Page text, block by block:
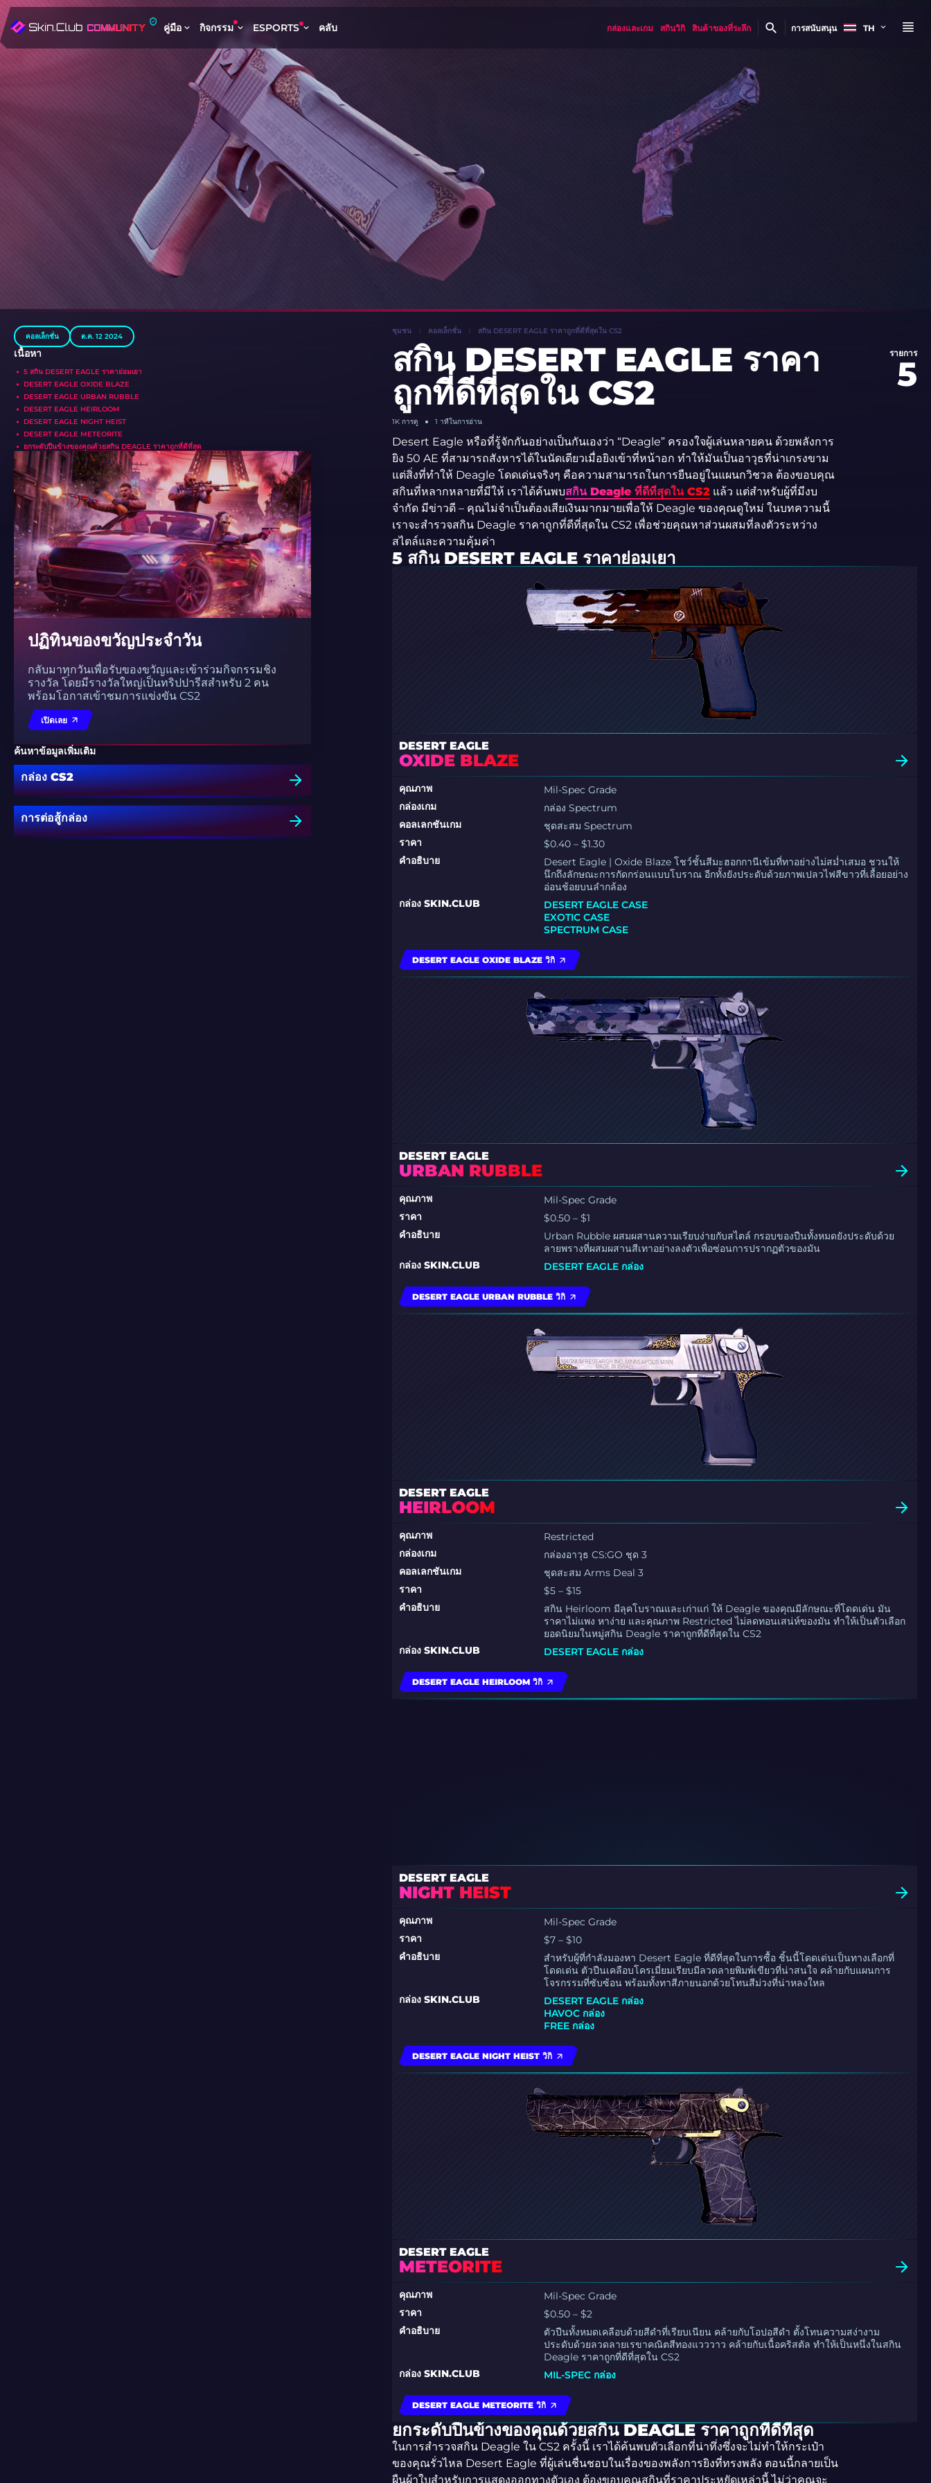
คู่มือ กิจกรรม ESPORTS คลับ กล่องและเกม สกินวิกิ สินค้าของที่ระลึก การสนับสนุน TH
คอลเล็กชั่น ต.ค. 12 2024
เนื้อหา
5 สกิน DESERT EAGLE ราคาย่อมเยา
DESERT EAGLE OXIDE BLAZE
DESERT EAGLE URBAN RUBBLE
DESERT EAGLE HEIRLOOM
DESERT EAGLE NIGHT HEIST
DESERT EAGLE METEORITE
ยกระดับปืนข้างของคุณด้วยสกิน DEAGLE ราคาถูกที่ดีที่สุด
ปฏิทินของขวัญประจำวัน
กลับมาทุกวันเพื่อรับของขวัญและเข้าร่วมกิจกรรมชิง
รางวัล โดยมีรางวัลใหญ่เป็นทริปปารีสสำหรับ 2 คน
พร้อมโอกาสเข้าชมการแข่งขัน CS2
เปิดเลย
ค้นหาข้อมูลเพิ่มเติม
กล่อง CS2
การต่อสู้กล่อง
ชุมชน คอลเล็กชั่น สกิน DESERT EAGLE ราคาถูกที่ดีที่สุดใน CS2
สกิน DESERT EAGLE ราคา
ถูกที่ดีที่สุดใน CS2
รายการ
5
1Kการดู 1 าทีในการอ่าน
Desert Eagle หรือที่รู้จักกันอย่างเป็นกันเองว่า “Deagle” ครองใจผู้เล่นหลายคน ด้วยพลังการ
ยิง 50 AE ที่สามารถสังหารได้ในนัดเดียวเมื่อยิงเข้าที่หน้าอก ทำให้มันเป็นอาวุธที่น่าเกรงขาม
แต่สิ่งที่ทำให้ Deagle โดดเด่นจริงๆ คือความสามารถในการยืนอยู่ในแผนกวิชวล ต้องขอบคุณ
สกินที่หลากหลายที่มีให้ เราได้ค้นพบสกิน Deagle ที่ดีที่สุดใน CS2แล้ว แต่สำหรับผู้ที่มีงบ
จำกัด มีข่าวดี – คุณไม่จำเป็นต้องเสียเงินมากมายเพื่อให้ Deagle ของคุณดูใหม่ ในบทความนี้
เราจะสำรวจสกิน Deagle ราคาถูกที่ดีที่สุดใน CS2 เพื่อช่วยคุณหาส่วนผสมที่ลงตัวระหว่าง
สไตล์และความคุ้มค่า
5 สกิน DESERT EAGLE ราคาย่อมเยา
DESERT EAGLE
OXIDE BLAZE
คุณภาพ
Mil-Spec Grade
กล่องเกม
กล่อง Spectrum
คอลเลกชันเกม
ชุดสะสม Spectrum
ราคา
$0.40 – $1.30
คำอธิบาย
Desert Eagle | Oxide Blaze โชว์ชั้นสีมะฮอกกานีเข้มที่ทาอย่างไม่สม่ำเสมอ ชวนให้
นึกถึงลักษณะการกัดกร่อนแบบโบราณ อีกทั้งยังประดับด้วยภาพเปลวไฟสีขาวที่เลื้อยอย่าง
อ่อนช้อยบนลำกล้อง
กล่อง SKIN.CLUB
DESERT EAGLE CASE
EXOTIC CASE
SPECTRUM CASE
DESERT EAGLE OXIDE BLAZE วิกิ
DESERT EAGLE
URBAN RUBBLE
คุณภาพ
Mil-Spec Grade
ราคา
$0.50 – $1
คำอธิบาย
Urban Rubble ผสมผสานความเรียบง่ายกับสไตล์ กรอบของปืนทั้งหมดยังประดับด้วย
ลายพรางที่ผสมผสานสีเทาอย่างลงตัวเพื่อซ่อนการปรากฏตัวของมัน
กล่อง SKIN.CLUB
DESERT EAGLE กล่อง
DESERT EAGLE URBAN RUBBLE วิกิ
DESERT EAGLE
HEIRLOOM
คุณภาพ
Restricted
กล่องเกม
กล่องอาวุธ CS:GO ชุด 3
คอลเลกชันเกม
ชุดสะสม Arms Deal 3
ราคา
$5 – $15
คำอธิบาย
สกิน Heirloom มีลุคโบราณและเก่าแก่ ให้ Deagle ของคุณมีลักษณะที่โดดเด่น มัน
ราคาไม่แพง หาง่าย และคุณภาพ Restricted ไม่ลดทอนเสน่ห์ของมัน ทำให้เป็นตัวเลือก
ยอดนิยมในหมู่สกิน Deagle ราคาถูกที่ดีที่สุดใน CS2
กล่อง SKIN.CLUB
DESERT EAGLE กล่อง
DESERT EAGLE HEIRLOOM วิกิ
DESERT EAGLE
NIGHT HEIST
คุณภาพ
Mil-Spec Grade
ราคา
$7 – $10
คำอธิบาย
สำหรับผู้ที่กำลังมองหา Desert Eagle ที่ดีที่สุดในการซื้อ ชิ้นนี้โดดเด่นเป็นทางเลือกที่
โดดเด่น ตัวปืนเคลือบโครเมี่ยมเรียบมีลวดลายพิมพ์เขียวที่น่าสนใจ คล้ายกับแผนการ
โจรกรรมที่ซับซ้อน พร้อมทั้งทาสีภายนอกด้วยโทนสีม่วงที่น่าหลงใหล
กล่อง SKIN.CLUB
DESERT EAGLE กล่อง
HAVOC กล่อง
FREE กล่อง
DESERT EAGLE NIGHT HEIST วิกิ
DESERT EAGLE
METEORITE
คุณภาพ
Mil-Spec Grade
ราคา
$0.50 – $2
คำอธิบาย
ตัวปืนทั้งหมดเคลือบด้วยสีดำที่เรียบเนียน คล้ายกับโอปอสีดำ ตั้งโทนความสง่างาม
ประดับด้วยลวดลายเรขาคณิตสีทองแวววาว คล้ายกับเนื้อคริสตัล ทำให้เป็นหนึ่งในสกิน
Deagle ราคาถูกที่ดีที่สุดใน CS2
กล่อง SKIN.CLUB
MIL-SPEC กล่อง
DESERT EAGLE METEORITE วิกิ
ยกระดับปืนข้างของคุณด้วยสกิน DEAGLE ราคาถูกที่ดีที่สุด
ในการสำรวจสกิน Deagle ใน CS2 ครั้งนี้ เราได้ค้นพบตัวเลือกที่น่าทึ่งซึ่งจะไม่ทำให้กระเป๋า
ของคุณรั่วไหล Desert Eagle ที่ผู้เล่นชื่นชอบในเรื่องของพลังการยิงที่ทรงพลัง ตอนนี้กลายเป็น
ผืนผ้าใบสำหรับการแสดงออกทางตัวเอง ต้องขอบคุณสกินที่ราคาประหยัดเหล่านี้ ไม่ว่าคุณจะ